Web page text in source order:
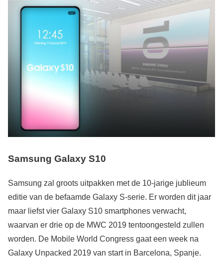
Samsung Galaxy S10
Samsung zal groots uitpakken met de 10-jarige jublieum
editie van de befaamde Galaxy S-serie. Er worden dit jaar
maar liefst vier Galaxy S10 smartphones verwacht,
waarvan er drie op de MWC 2019 tentoongesteld zullen
worden. De Mobile World Congress gaat een week na
Galaxy Unpacked 2019 van start in Barcelona, Spanje.